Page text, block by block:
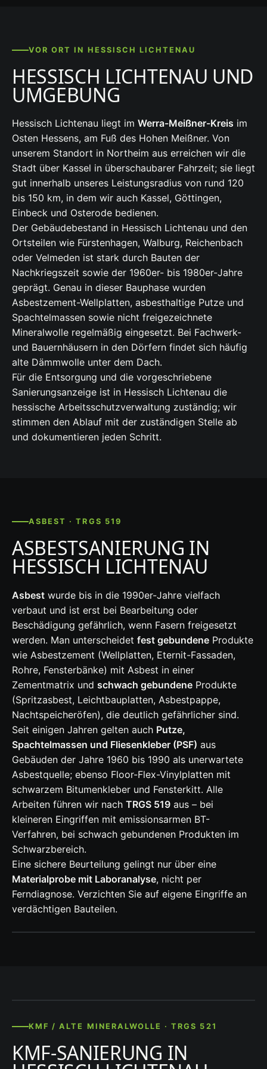
VOR ORT IN HESSISCH LICHTENAU
HESSISCH LICHTENAU UND
UMGEBUNG
Hessisch Lichtenau liegt im Werra-Meißner-Kreis im
Osten Hessens, am Fuß des Hohen Meißner. Von
unserem Standort in Northeim aus erreichen wir die
Stadt über Kassel in überschaubarer Fahrzeit; sie liegt
gut innerhalb unseres Leistungsradius von rund 120
bis 150 km, in dem wir auch Kassel, Göttingen,
Einbeck und Osterode bedienen.
Der Gebäudebestand in Hessisch Lichtenau und den
Ortsteilen wie Fürstenhagen, Walburg, Reichenbach
oder Velmeden ist stark durch Bauten der
Nachkriegszeit sowie der 1960er- bis 1980er-Jahre
geprägt. Genau in dieser Bauphase wurden
Asbestzement-Wellplatten, asbesthaltige Putze und
Spachtelmassen sowie nicht freigezeichnete
Mineralwolle regelmäßig eingesetzt. Bei Fachwerk-
und Bauernhäusern in den Dörfern findet sich häufig
alte Dämmwolle unter dem Dach.
Für die Entsorgung und die vorgeschriebene
Sanierungsanzeige ist in Hessisch Lichtenau die
hessische Arbeitsschutzverwaltung zuständig; wir
stimmen den Ablauf mit der zuständigen Stelle ab
und dokumentieren jeden Schritt.
ASBEST · TRGS 519
ASBESTSANIERUNG IN
HESSISCH LICHTENAU
Asbest wurde bis in die 1990er-Jahre vielfach
verbaut und ist erst bei Bearbeitung oder
Beschädigung gefährlich, wenn Fasern freigesetzt
werden. Man unterscheidet fest gebundene Produkte
wie Asbestzement (Wellplatten, Eternit-Fassaden,
Rohre, Fensterbänke) mit Asbest in einer
Zementmatrix und schwach gebundene Produkte
(Spritzasbest, Leichtbauplatten, Asbestpappe,
Nachtspeicheröfen), die deutlich gefährlicher sind.
Seit einigen Jahren gelten auch Putze,
Spachtelmassen und Fliesenkleber (PSF) aus
Gebäuden der Jahre 1960 bis 1990 als unerwartete
Asbestquelle; ebenso Floor-Flex-Vinylplatten mit
schwarzem Bitumenkleber und Fensterkitt. Alle
Arbeiten führen wir nach TRGS 519 aus – bei
kleineren Eingriffen mit emissionsarmen BT-
Verfahren, bei schwach gebundenen Produkten im
Schwarzbereich.
Eine sichere Beurteilung gelingt nur über eine
Materialprobe mit Laboranalyse, nicht per
Ferndiagnose. Verzichten Sie auf eigene Eingriffe an
verdächtigen Bauteilen.
KMF / ALTE MINERALWOLLE · TRGS 521
KMF-SANIERUNG IN